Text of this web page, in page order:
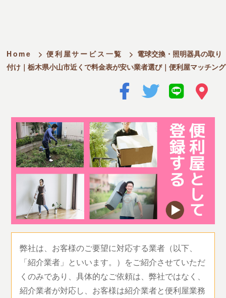
Home > 便利屋サービス一覧 > 電球交換・照明器具の取り
付け｜栃木県小山市近くで料金表が安い業者選び｜便利屋マッチング
弊社は、お客様のご要望に対応する業者（以下、
「紹介業者」といいます。）をご紹介させていただ
くのみであり、具体的なご依頼は、弊社ではなく、
紹介業者が対応し、お客様は紹介業者と便利屋業務